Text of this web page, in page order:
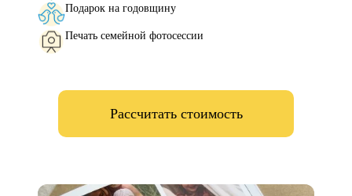
Подарок на годовщину
Печать семейной фотосессии
Рассчитать стоимость